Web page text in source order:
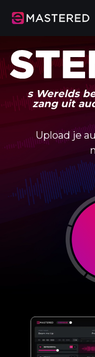
s Werelds
zang uit
Upload je